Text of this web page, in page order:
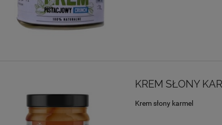
KREM SŁONY
Krem słony karmel